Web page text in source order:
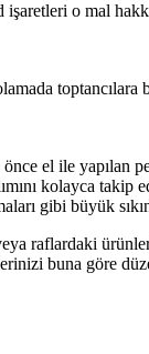
o mal
toptancılara
el ile yapılan
kolayca takip
gibi büyük
raflardaki
buna göre